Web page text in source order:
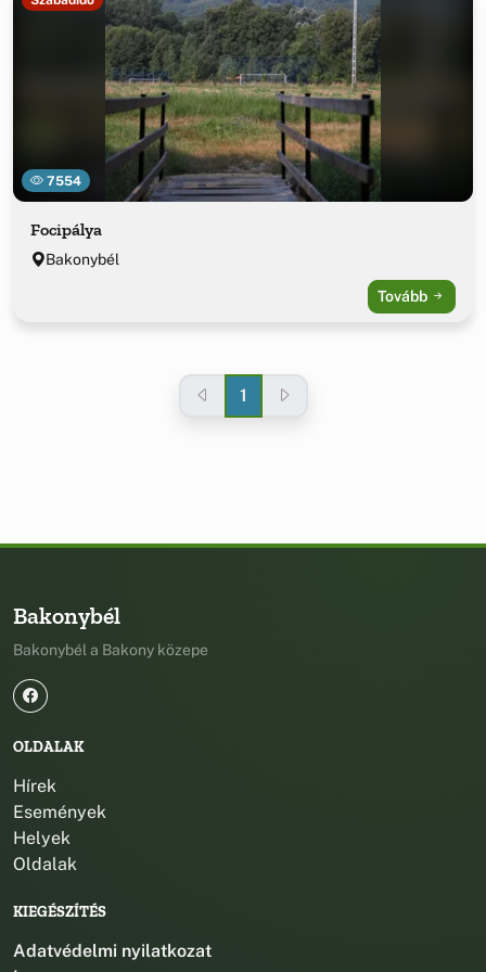
7554
Focipálya
Bakonybél
Tovább
1
Bakonybél
Bakonybél a Bakony közepe
OLDALAK
Hírek
Események
Helyek
Oldalak
KIEGÉSZÍTÉS
Adatvédelmi nyilatkozat